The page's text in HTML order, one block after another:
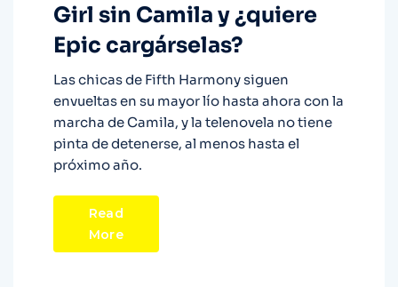
Girl sin Camila y ¿quiere
Epic cargárselas?
Las chicas de Fifth Harmony siguen
envueltas en su mayor lío hasta ahora con la
marcha de Camila, y la telenovela no tiene
pinta de detenerse, al menos hasta el
próximo año.
Read
More